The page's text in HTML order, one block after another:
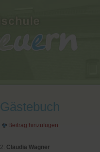
Gästebuch
Beitrag hinzufügen
2: Claudia Wagner